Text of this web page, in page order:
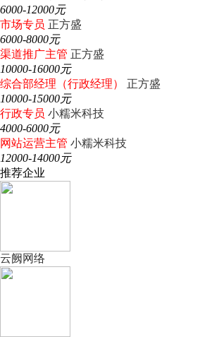
6000-12000元
市场专员 正方盛
6000-8000元
渠道推广主管 正方盛
10000-16000元
综合部经理（行政经理）
正方盛
10000-15000元
行政专员 小糯米科技
4000-6000元
网站运营主管 小糯米科技
12000-14000元
推荐企业
云阙网络